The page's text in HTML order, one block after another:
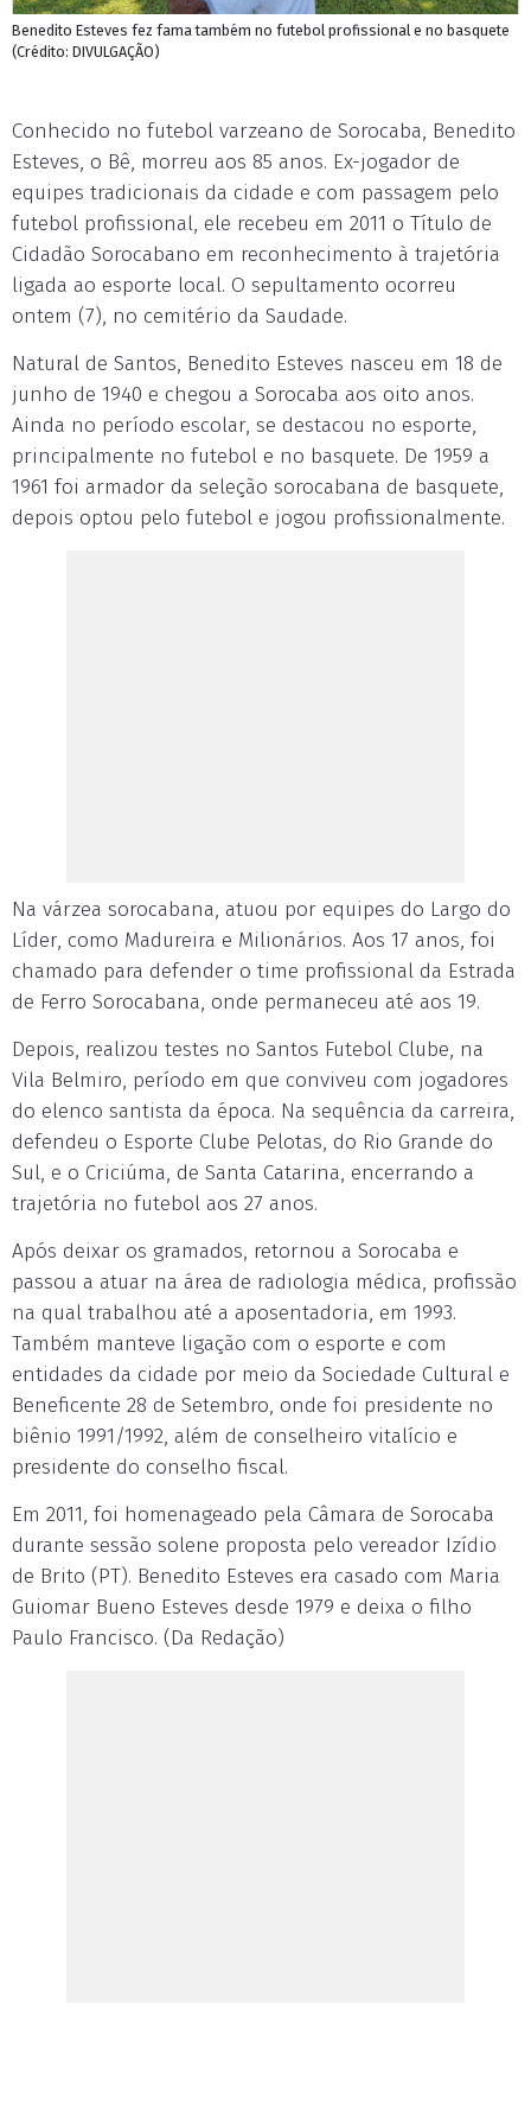
Benedito Esteves fez fama também no futebol profissional e no basquete
(Crédito: DIVULGAÇÃO)
Conhecido no futebol varzeano de Sorocaba, Benedito
Esteves, o Bê, morreu aos 85 anos. Ex-jogador de
equipes tradicionais da cidade e com passagem pelo
futebol profissional, ele recebeu em 2011 o Título de
Cidadão Sorocabano em reconhecimento à trajetória
ligada ao esporte local. O sepultamento ocorreu
ontem (7), no cemitério da Saudade.
Natural de Santos, Benedito Esteves nasceu em 18 de
junho de 1940 e chegou a Sorocaba aos oito anos.
Ainda no período escolar, se destacou no esporte,
principalmente no futebol e no basquete. De 1959 a
1961 foi armador da seleção sorocabana de basquete,
depois optou pelo futebol e jogou profissionalmente.
Na várzea sorocabana, atuou por equipes do Largo do
Líder, como Madureira e Milionários. Aos 17 anos, foi
chamado para defender o time profissional da Estrada
de Ferro Sorocabana, onde permaneceu até aos 19.
Depois, realizou testes no Santos Futebol Clube, na
Vila Belmiro, período em que conviveu com jogadores
do elenco santista da época. Na sequência da carreira,
defendeu o Esporte Clube Pelotas, do Rio Grande do
Sul, e o Criciúma, de Santa Catarina, encerrando a
trajetória no futebol aos 27 anos.
Após deixar os gramados, retornou a Sorocaba e
passou a atuar na área de radiologia médica, profissão
na qual trabalhou até a aposentadoria, em 1993.
Também manteve ligação com o esporte e com
entidades da cidade por meio da Sociedade Cultural e
Beneficente 28 de Setembro, onde foi presidente no
biênio 1991/1992, além de conselheiro vitalício e
presidente do conselho fiscal.
Em 2011, foi homenageado pela Câmara de Sorocaba
durante sessão solene proposta pelo vereador Izídio
de Brito (PT). Benedito Esteves era casado com Maria
Guiomar Bueno Esteves desde 1979 e deixa o filho
Paulo Francisco. (Da Redação)